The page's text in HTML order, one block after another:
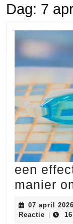
Dag: 7
een
manier
07 april 2026
Reactie